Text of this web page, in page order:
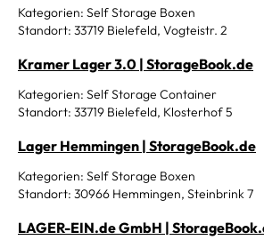
Kategorien: Self Storage Boxen
Standort: 33719 Bielefeld, Vogteistr. 2
Kramer Lager 3.0 | StorageBook.de
Kategorien: Self Storage Container
Standort: 33719 Bielefeld, Klosterhof 5
Lager Hemmingen | StorageBook.de
Kategorien: Self Storage Boxen
Standort: 30966 Hemmingen, Steinbrink 7
LAGER-EIN.de GmbH |